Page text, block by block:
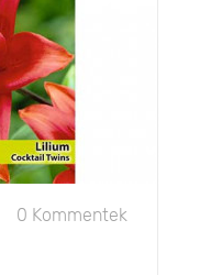
0 Kommentek